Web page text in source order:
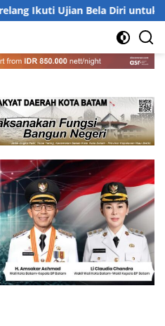
Ikuti Ujian Bela Diri untuk